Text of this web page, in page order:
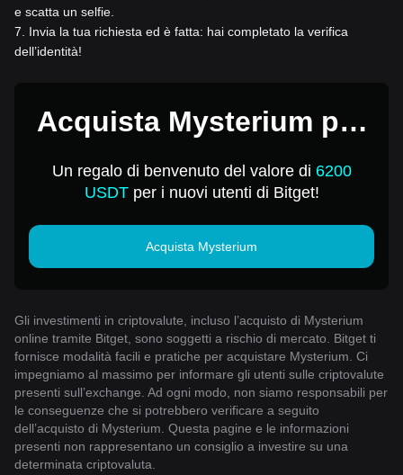
e scatta un selfie.
7
Invia la tua richiesta ed è fatta: hai completato la verifica
dell’identità!
Acquista Mysterium per
Un regalo di benvenuto del valore di 6200
USDTper i nuovi utenti di Bitget!
Acquista Mysterium
Gli investimenti in criptovalute, incluso l’acquisto di Mysterium
online tramite Bitget, sono soggetti a rischio di mercato. Bitget ti
fornisce modalità facili e pratiche per acquistare Mysterium. Ci
impegniamo al massimo per informare gli utenti sulle criptovalute
presenti sull’exchange. Ad ogni modo, non siamo responsabili per
le conseguenze che si potrebbero verificare a seguito
dell’acquisto di Mysterium. Questa pagine e le informazioni
presenti non rappresentano un consiglio a investire su una
determinata criptovaluta.